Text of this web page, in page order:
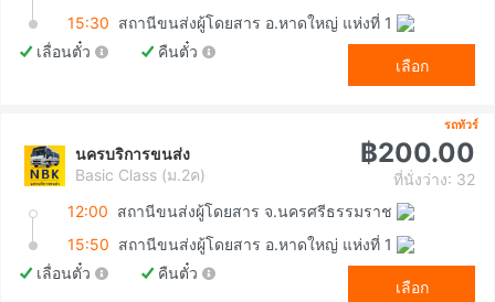
15:30 สถานีขนส่งผู้โดยสาร อ.หาดใหญ่ แห่งที่ 1
เลื่อนตั๋ว
คืนตั๋ว
เลือก
รถทัวร์
นครบริการขนส่ง
Basic Class (ม.2ค)
฿200.00
ที่นั่งว่าง: 32
12:00 สถานีขนส่งผู้โดยสาร จ.นครศรีธรรมราช
15:50 สถานีขนส่งผู้โดยสาร อ.หาดใหญ่ แห่งที่ 1
เลื่อนตั๋ว
คืนตั๋ว
เลือก